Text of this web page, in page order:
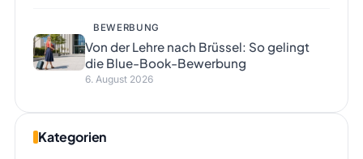
BEWERBUNG
Von der Lehre nach Brüssel: So gelingt
die Blue-Book-Bewerbung
6. August 2026
Kategorien